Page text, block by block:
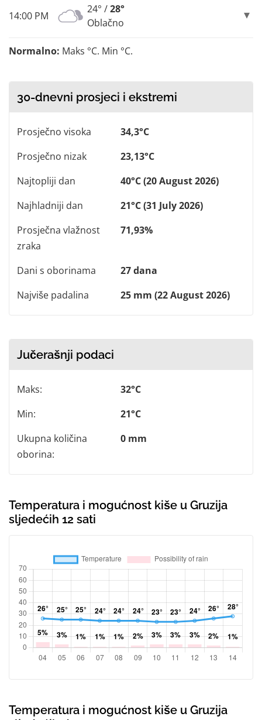
14:00 PM
24° /28°
Oblačno
Normalno: Maks °C. Min °C.
30-dnevni prosjeci i ekstremi
Prosječno visoka
34,3°C
Prosječno nizak
23,13°C
Najtopliji dan
40°C (20 August 2026)
Najhladniji dan
21°C (31 July 2026)
Prosječna vlažnost
zraka
71,93%
Dani s oborinama
27 dana
Najviše padalina
25 mm (22 August 2026)
Jučerašnji podaci
Maks:
32°C
Min:
21°C
Ukupna količina
oborina:
0 mm
Temperatura i mogućnost kiše u Gruzija
sljedećih 12 sati
Temperatura i mogućnost kiše u Gruzija